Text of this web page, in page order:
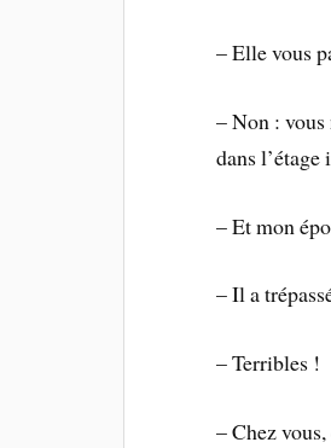
– Elle vous
– Non :
dans l’étage
– Et mon
– Il a
– Terribles !
– Chez